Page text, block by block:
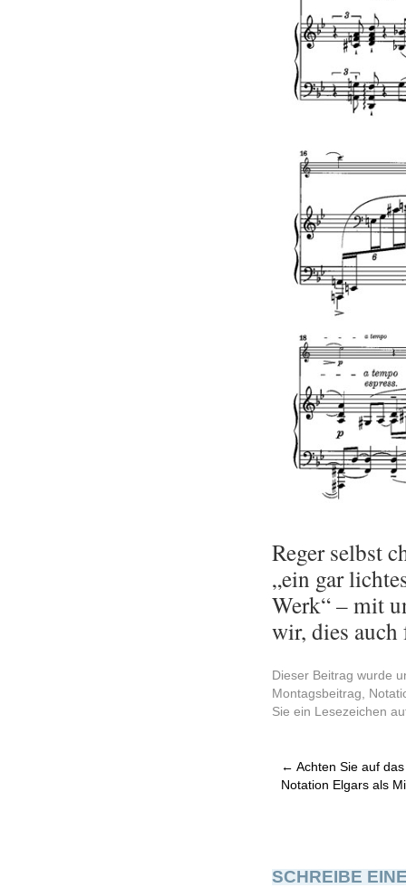
Reger selbst
„ein gar
Werk“ – mit
wir, dies auch
Dieser Beitrag wurde
Montagsbeitrag
Sie ein Lesezeichen
← Achten Sie auf
Notation Elgars als
SCHREIBE